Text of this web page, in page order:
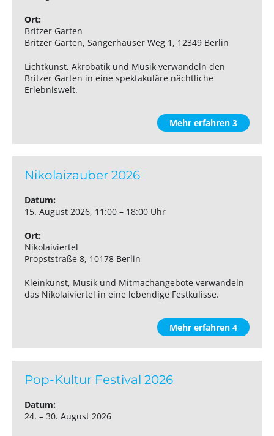
Ort:
Britzer Garten
Britzer Garten, Sangerhauser Weg 1, 12349 Berlin
Lichtkunst, Akrobatik und Musik verwandeln den
Britzer Garten in eine spektakuläre nächtliche
Erlebniswelt.
Mehr erfahren 3
Nikolaizauber 2026
Datum:
15. August 2026, 11:00 – 18:00 Uhr
Ort:
Nikolaiviertel
Propststraße 8, 10178 Berlin
Kleinkunst, Musik und Mitmachangebote verwandeln
das Nikolaiviertel in eine lebendige Festkulisse.
Mehr erfahren 4
Pop-Kultur Festival 2026
Datum:
24. – 30. August 2026